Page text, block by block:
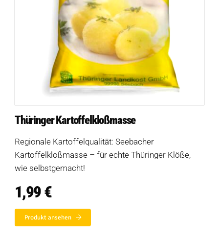
Thüringer Kartoffelkloßmasse
Regionale Kartoffelqualität: Seebacher
Kartoffelkloßmasse – für echte Thüringer Klöße,
wie selbstgemacht!
1,99€
Produkt ansehen